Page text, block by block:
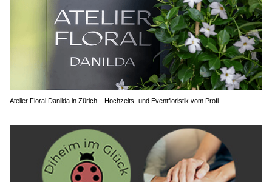
Atelier Floral Danilda in Zürich – Hochzeits- und Eventfloristik vom Profi